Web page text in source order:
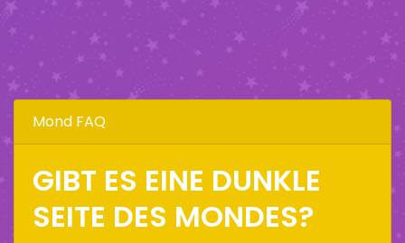
Mond FAQ
GIBT ES EINE DUNKLE
SEITE DES MONDES?